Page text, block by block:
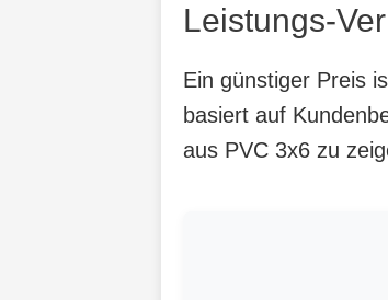
Leistungs-
Ein günstiger Preis
basiert auf
aus PVC 3x6 zu